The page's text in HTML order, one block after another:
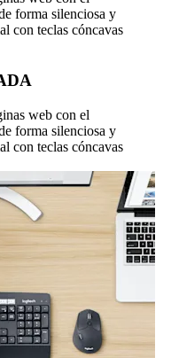
forma silenciosa y
con teclas cóncavas
web con el
forma silenciosa y
con teclas cóncavas